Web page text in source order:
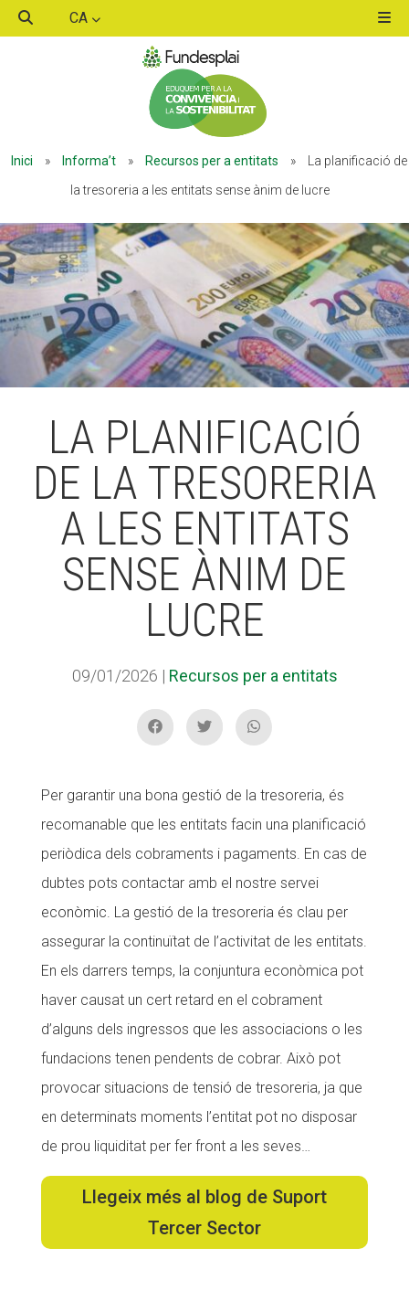
CA
Inici » Informa’t » Recursos per a entitats »
La planificació de
la tresoreria a les entitats sense ànim de lucre
LA PLANIFICACIÓ
DE LA TRESORERIA
A LES ENTITATS
SENSE ÀNIM DE
LUCRE
09/01/2026 | Recursos per a entitats
Per garantir una bona gestió de la tresoreria, és
recomanable que les entitats facin una planificació
periòdica dels cobraments i pagaments. En cas de
dubtes pots contactar amb el nostre servei
econòmic. La gestió de la tresoreria és clau per
assegurar la continuïtat de l’activitat de les entitats.
En els darrers temps, la conjuntura econòmica pot
haver causat un cert retard en el cobrament
d’alguns dels ingressos que les associacions o les
fundacions tenen pendents de cobrar. Això pot
provocar situacions de tensió de tresoreria, ja que
en determinats moments l’entitat pot no disposar
de prou liquiditat per fer front a les seves…
Llegeix més al blog de Suport
Tercer Sector
ACTIVITATS D'ESTIU
MÓN ESCOLAR
ALBERG CENTRE ESPLAI
FORMACIÓ
ACCIÓ SOCIAL I JOVES
ESPLAIS
SUPORT TERCER SECTOR
CONEIX FUNDESPLAI
La Fundació
Missió i valors
Els comptes clars
Memòria d'activitats
Proposta educativa
ACTUALITAT
Notícies
Butlletins